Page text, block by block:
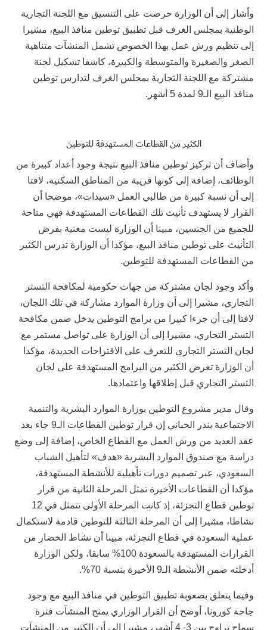
وأشار إلى أن الوزارة حرصت على التنسيق مع اللجنة التجارية
الوطنية بمجلس الغرف قبل تطبيق توطين منافذ البيع، مشيرا
إلى تنظيم ورش عمل بهذا الخصوص تشمل المنشآت متناهية
الصغر والصغيرة والمتوسطة والكبيرة، كاشفا تشكيل لجنة
مشتركة مع اللجنة التجارية بمجلس الغرف لتدارس توطين
منافذ البيع الـ9 لمدة 5 أشهر.
الكثير من القطاعات المستهدفة للتوطين
وأضاف أن تركيز توطين منافذ البيع نتيجة وجود أعداد كبيرة من
الوظائف، إضافة إلى كونها قريبة من المناطق السكنية، لافتا
إلى أن نسبة كبيرة من طالبي العمل «سيدات»، موضحا أن
القرار لا يستهدف تأنيث تلك القطاعات المستهدفة فهي متاحة
للجميع من الجنسين، مبينا أن الوزارة ليست معنية بفرض
التأنيث على توطين منافذ البيع، مؤكدا أن الوزارة تدرس الكثير
من القطاعات المستهدفة للتوطين.
وأكد وجود لجان مشتركة من جهات حكومية لمكافحة التستر
التجاري، مشيرا إلى أن وزارة الموارد مشاركة في تلك اللجان،
لافتا إلى أن جزءا كبيرا من برامج التوطين يدخل ضمن مكافحة
التستر التجاري، مشيرا إلى أن الوزارة على تواصل مستمر مع
لجان التستر التجاري للتعرف على الاقتراحات الجديدة، مؤكدا
أن الوزارة تعرض الكثير من البرامج المستهدفة على لجان
التستر التجاري قبل إطلاقها واعتمادها.
وقال مدير مشروع التوطين بوزارة الموارد البشرية والتنمية
الاجتماعية بندر الحباني إن قرار توطين القطاعات الـ9 جاء بعد
عقد العديد من ورش العمل مع القطاع الخاص، إضافة إلى وضع
دراسة مع صندوق الموارد البشرية «هدف» لتأهيل الشباب
السعودي، عبر تصميم دورات تأهيلية للأنشطة المستهدفة،
مؤكدا أن القطاعات الأخيرة تمثل المرحلة الثانية من قرار
توطين قطاع التجزئة، إذ كانت المرحلة الأولى تتمثل في 12
نشاطا، مشيرا إلى أن المرحلة الثالثة للتوطين قادمة لاستكمال
عملية السعودة في قطاع التجزئة، مبينا أن نشاط الخضار من
القرارات المستهدفة بالسعودة 100% سابقا، ولكن الوزارة
أدخلته ضمن الأنشطة الـ9 الأخيرة بنسبة 70%.
وفيما يتعلق بصعوبة تطبيق التوطين في منافذ البيع مع وجود
جاحة كورونا، أوضح أن القرار الوزاري يمنح المنشآت فترة
سماح تراوح بين 3- 4 أشهر، مشيرا إلى أن الكثير من المنشآت